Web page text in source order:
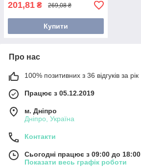
201,81 ₴ 269,08 ₴
Купити
Про нас
100% позитивних з 36 відгуків за рік
Працює з 05.12.2019
м. Дніпро
Дніпро, Україна
Контакти
Сьогодні працює з 09:00 до 18:00
Показати весь графік роботи